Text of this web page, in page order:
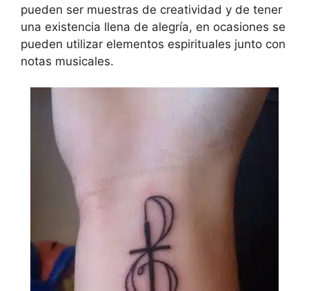
pueden ser muestras de creatividad y de tener
una existencia llena de alegría, en ocasiones se
pueden utilizar elementos espirituales junto con
notas musicales.